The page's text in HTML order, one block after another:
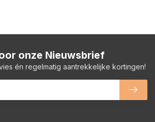
onze Nieuwsbrief
én regelmatig aantrekkelijke kortingen!